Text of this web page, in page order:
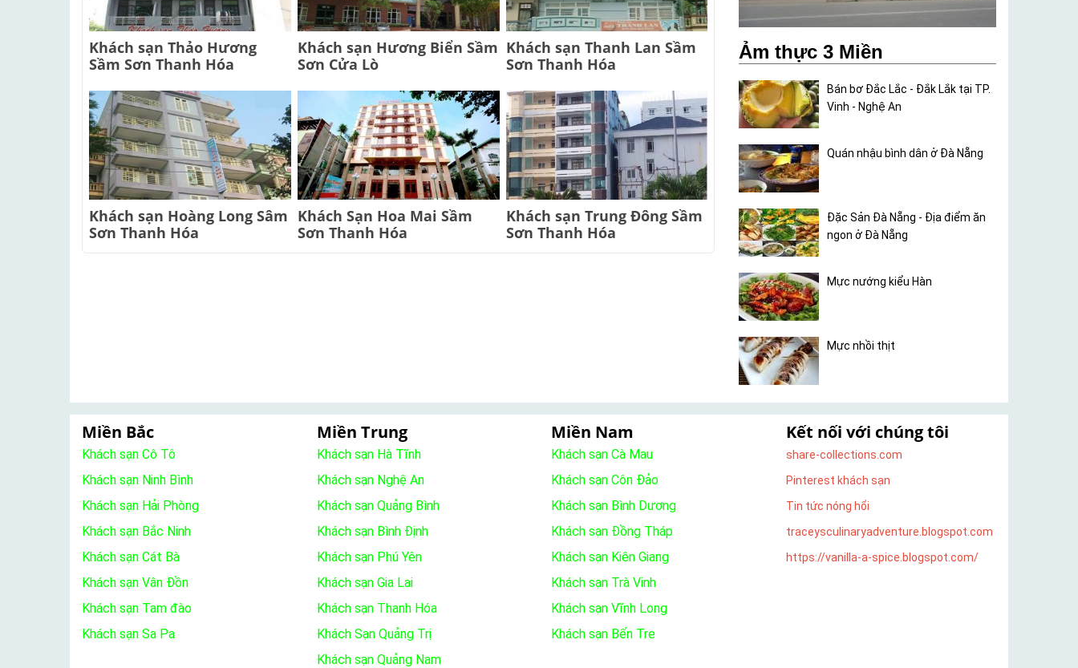
Khách sạn Thảo Hương
Sầm Sơn Thanh Hóa
Khách sạn Hương Biển Sầm
Sơn Cửa Lò
Khách sạn Thanh Lan Sầm
Sơn Thanh Hóa
Khách sạn Hoàng Long Sâm
Sơn Thanh Hóa
Khách Sạn Hoa Mai Sầm
Sơn Thanh Hóa
Khách sạn Trung Đông Sầm
Sơn Thanh Hóa
Ảm thực 3 Miền
Bán bơ Đắc Lắc - Đắk Lắk tại TP.
Vinh - Nghệ An
Quán nhậu bình dân ở Đà Nẵng
Đặc Sản Đà Nẵng - Địa điểm ăn
ngon ở Đà Nẵng
Mực nướng kiểu Hàn
Mực nhồi thịt
Miền Bắc
Khách sạn Cô Tô
Khách sạn Ninh Bình
Khách sạn Hải Phòng
Khách sạn Bắc Ninh
Khách sạn Cát Bà
Khách sạn Vân Đồn
Khách sạn Tam đào
Khách sạn Sa Pa
Miền Trung
Khách sạn Hà Tĩnh
Khách sạn Nghệ An
Khách sạn Quảng Bình
Khách sạn Bình Định
Khách sạn Phú Yên
Khách sạn Gia Lai
Khách sạn Thanh Hóa
Khách Sạn Quảng Trị
Khách sạn Quảng Nam
Miền Nam
Khách sạn Cà Mau
Khách sạn Côn Đảo
Khách sạn Bình Dương
Khách sạn Đồng Tháp
Khách sạn Kiên Giang
Khách sạn Trà Vinh
Khách sạn Vĩnh Long
Khách sạn Bến Tre
Kết nối với chúng tôi
share-collections.com
Pinterest khách sạn
Tin tức nóng hổi
traceysculinaryadventure.blogspot.com
https://vanilla-a-spice.blogspot.com/